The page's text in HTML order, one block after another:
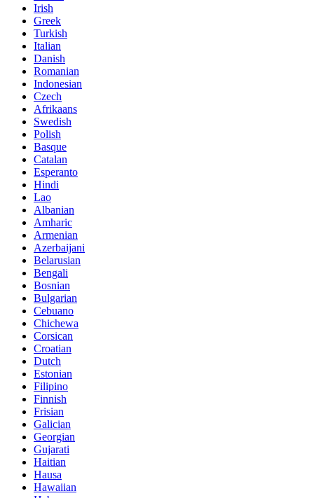
Irish
Greek
Turkish
Italian
Danish
Romanian
Indonesian
Czech
Afrikaans
Swedish
Polish
Basque
Catalan
Esperanto
Hindi
Lao
Albanian
Amharic
Armenian
Azerbaijani
Belarusian
Bengali
Bosnian
Bulgarian
Cebuano
Chichewa
Corsican
Croatian
Dutch
Estonian
Filipino
Finnish
Frisian
Galician
Georgian
Gujarati
Haitian
Hausa
Hawaiian